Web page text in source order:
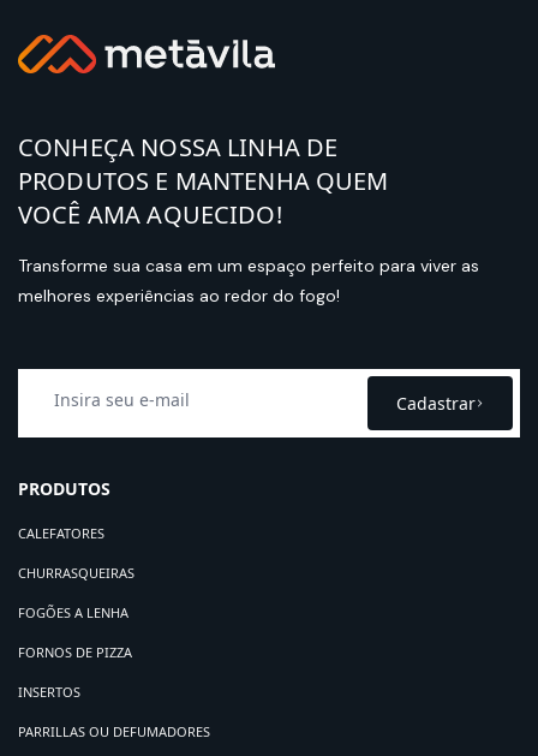
CONHEÇA NOSSA LINHA DE
PRODUTOS E MANTENHA QUEM
VOCÊ AMA AQUECIDO!
Transforme sua casa em um espaço perfeito para viver as
melhores experiências ao redor do fogo!
Cadastrar
PRODUTOS
CALEFATORES
CHURRASQUEIRAS
FOGÕES A LENHA
FORNOS DE PIZZA
INSERTOS
PARRILLAS OU DEFUMADORES